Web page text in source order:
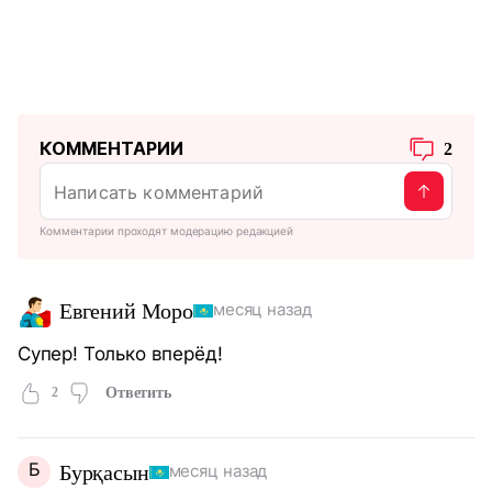
КОММЕНТАРИИ 2
Комментарии проходят модерацию редакцией
Евгений Моро месяц назад
Супер! Только вперёд!
2 Ответить
Б Бурқасын месяц назад